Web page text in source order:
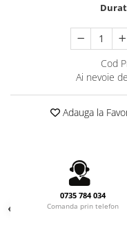
ELEROANE COMPATIBILE
Cod
Ai nevoie
Adauga la
0735 784 034
Comanda prin telefon